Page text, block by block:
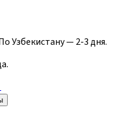
Узбекистану — 2-3 дня.